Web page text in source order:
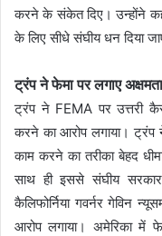
करने के संकेत दिए। उन्होंने
के लिए सीधे संघीय धन दिया
ट्रंप ने फेमा पर लगाए
ट्रंप ने FEMA पर उत्तरी
करने का आरोप लगाया।
काम करने का तरीका बेहद
साथ ही इससे संघीय
कैलिफोर्निया गवर्नर गेविन
आरोप लगाया। अमेरिका में